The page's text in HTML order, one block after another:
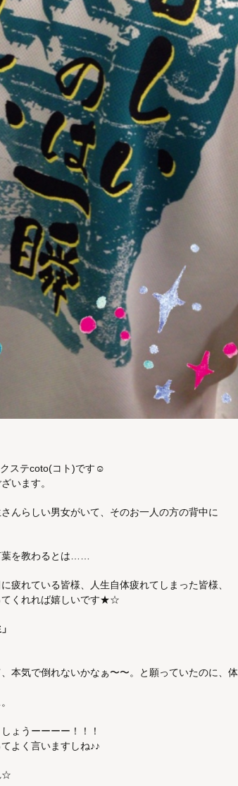
ステcoto(コト)です☺︎
います。
んらしい男女がいて、そのお一人の方の背中に
葉を教わるとは……
疲れている皆様、人生自体疲れてしまった皆様、
てくれれば嬉しいです★☆
本気で倒れないかなぁ〜〜。と願っていたのに、
ょうーーーー！！！
よく言いますしね♪♪
☆